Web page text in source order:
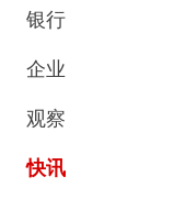
银行
企业
观察
快讯